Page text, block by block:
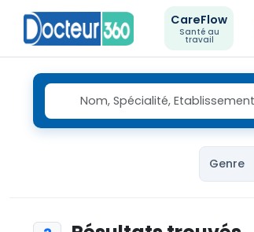
CareFlow
Santé au
travail